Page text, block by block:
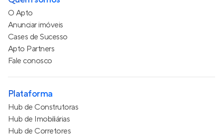
O Apto
Anunciar imóveis
Cases de Sucesso
Apto Partners
Fale conosco
Plataforma
Hub de Construtoras
Hub de Imobiliárias
Hub de Corretores